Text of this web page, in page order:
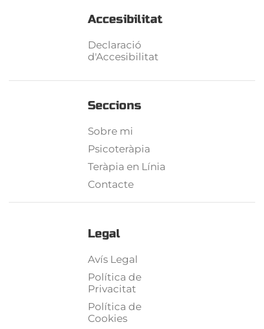
Accesibilitat
Declaració
d'Accesibilitat
Seccions
Sobre mi
Psicoteràpia
Teràpia en Línia
Contacte
Legal
Avís Legal
Política de
Privacitat
Política de
Cookies